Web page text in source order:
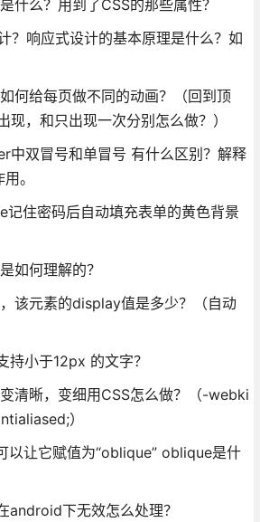
什么？用到了CSS的那些属性？
？响应式设计的基本原理是什么？如
何给每页做不同的动画？（回到顶
现，和只出现一次分别怎么做？）
双冒号和单冒号 有什么区别？解释
。
住密码后自动填充表单的黄色背景
如何理解的？
该元素的display值是多少？（自动
小于12px 的文字？
清晰，变细用CSS怎么做？（-webki
）
让它赋值为“oblique” oblique是什
下无效怎么处理？